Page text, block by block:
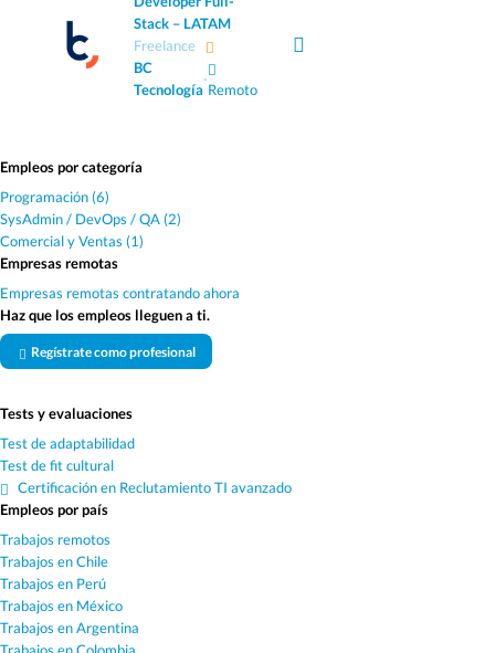
Stack – LATAM
Freelance
BC
Tecnología
·
Remoto
Empleos por categoría
Programación (6)
SysAdmin / DevOps / QA (2)
Comercial y Ventas (1)
Empresas remotas
Empresas remotas contratando ahora
Haz que los empleos lleguen a ti.
Regístrate como profesional
Tests y evaluaciones
Test de adaptabilidad
Test de fit cultural
Certificación en Reclutamiento TI avanzado
Empleos por país
Trabajos remotos
Trabajos en Chile
Trabajos en Perú
Trabajos en México
Trabajos en Argentina